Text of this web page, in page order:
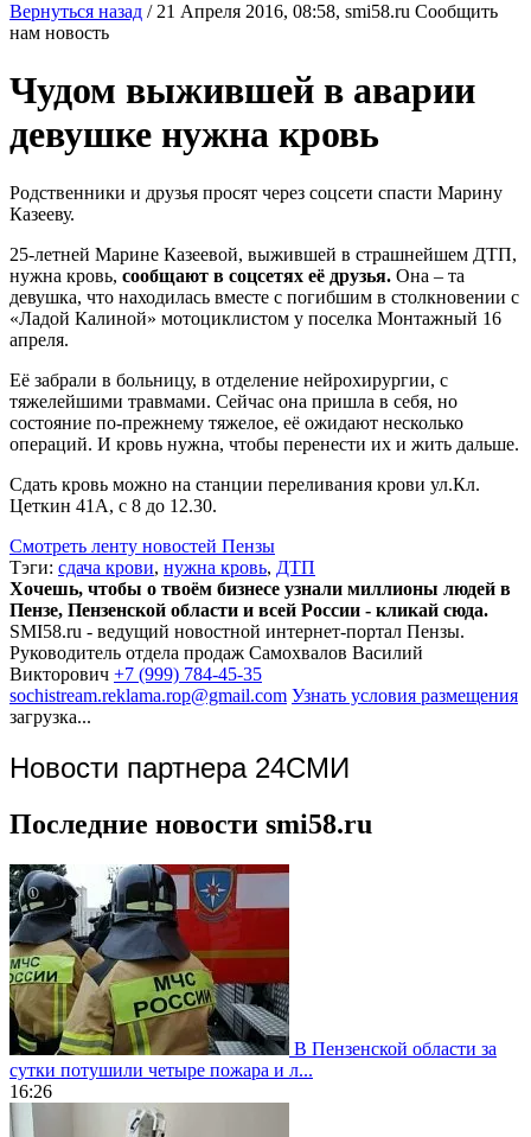
Вернуться назад / 21 Апреля 2016, 08:58, smi58.ru Сообщить
нам новость
Чудом выжившей в аварии
девушке нужна кровь
Родственники и друзья просят через соцсети спасти Марину
Казееву.
25-летней Марине Казеевой, выжившей в страшнейшем ДТП,
нужна кровь, сообщают в соцсетях её друзья. Она – та
девушка, что находилась вместе с погибшим в столкновении с
«Ладой Калиной» мотоциклистом у поселка Монтажный 16
апреля.
Её забрали в больницу, в отделение нейрохирургии, с
тяжелейшими травмами. Сейчас она пришла в себя, но
состояние по-прежнему тяжелое, её ожидают несколько
операций. И кровь нужна, чтобы перенести их и жить дальше.
Сдать кровь можно на станции переливания крови ул.Кл.
Цеткин 41А, с 8 до 12.30.
Смотреть ленту новостей Пензы
Тэги: сдача крови, нужна кровь, ДТП
Хочешь, чтобы о твоём бизнесе узнали миллионы людей в
Пензе, Пензенской области и всей России - кликай сюда.
SMI58.ru - ведущий новостной интернет-портал Пензы.
Руководитель отдела продаж Самохвалов Василий
Викторович +7 (999) 784-45-35
sochistream.reklama.rop@gmail.com Узнать условия размещения
загрузка...
Новости партнера 24СМИ
Последние новости smi58.ru
В Пензенской области за
сутки потушили четыре пожара и л...
16:26